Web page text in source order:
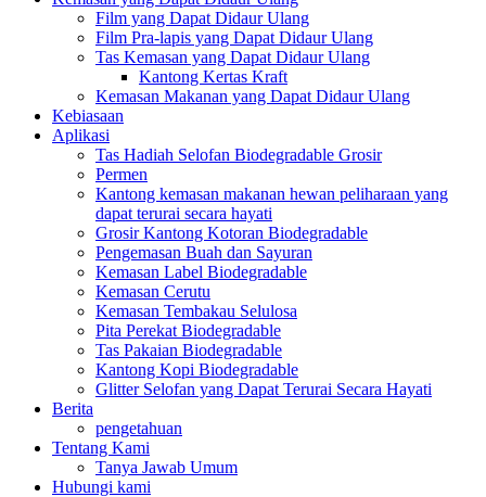
Film yang Dapat Didaur Ulang
Film Pra-lapis yang Dapat Didaur Ulang
Tas Kemasan yang Dapat Didaur Ulang
Kantong Kertas Kraft
Kemasan Makanan yang Dapat Didaur Ulang
Kebiasaan
Aplikasi
Tas Hadiah Selofan Biodegradable Grosir
Permen
Kantong kemasan makanan hewan peliharaan yang
dapat terurai secara hayati
Grosir Kantong Kotoran Biodegradable
Pengemasan Buah dan Sayuran
Kemasan Label Biodegradable
Kemasan Cerutu
Kemasan Tembakau Selulosa
Pita Perekat Biodegradable
Tas Pakaian Biodegradable
Kantong Kopi Biodegradable
Glitter Selofan yang Dapat Terurai Secara Hayati
Berita
pengetahuan
Tentang Kami
Tanya Jawab Umum
Hubungi kami